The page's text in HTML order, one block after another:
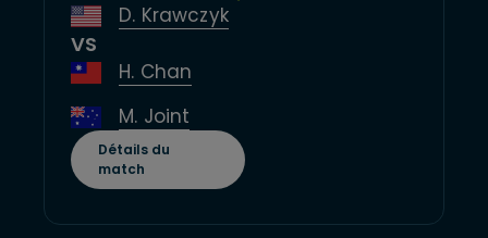
D. Krawczyk
VS
H. Chan
M. Joint
Détails du
match